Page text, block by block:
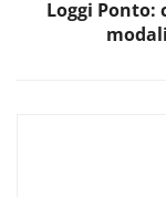
Loggi Ponto: